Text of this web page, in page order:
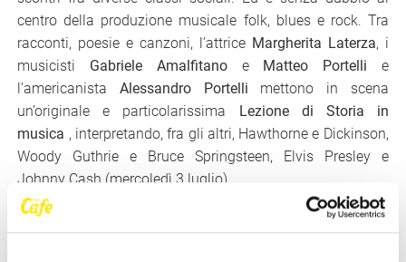
centro della produzione musicale folk, blues e rock. Tra
racconti, poesie e canzoni, l’attrice Margherita Laterza, i
musicisti Gabriele Amalfitanoe Matteo Portelli e
l’americanistaAlessandro Portelli mettono in scena
un’originale e particolarissima Lezione di Storia
in
musica , interpretando, fra gli altri, Hawthorne e Dickinson,
Woody Guthrie e Bruce Springsteen, Elvis Presley e
Johnny Cash (mercoledì 3 luglio).
Si ritorna quindi alla musica classica, con pagine
emozionanti diWolfgang